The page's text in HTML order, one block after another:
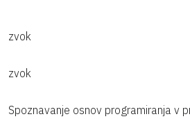
zvok
zvok
Spoznavanje osnov programiranja v